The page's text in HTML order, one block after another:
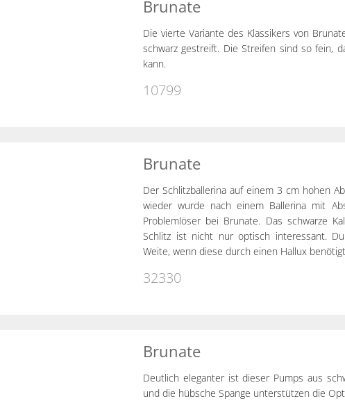
Brunate
Die vierte Variante des Klassikers von
schwarz gestreift. Die Streifen sind so fein,
kann.
10799
Brunate
Der Schlitzballerina auf einem 3 cm hohen
wieder wurde nach einem Ballerina mit
Problemlöser bei Brunate. Das schwarze
Schlitz ist nicht nur optisch interessant.
Weite, wenn diese durch einen Hallux
32330
Brunate
Deutlich eleganter ist dieser Pumps aus
und die hübsche Spange unterstützen die